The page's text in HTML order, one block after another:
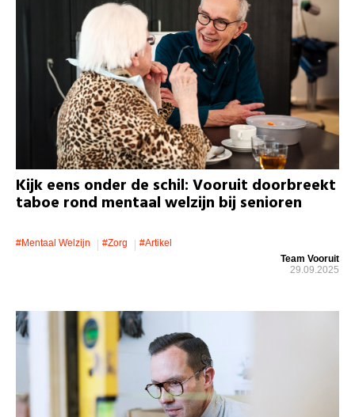
Kijk eens onder de schil: Vooruit doorbreekt
taboe rond mentaal welzijn bij senioren
#mentaal Welzijn #zorg
#artikel
Team Vooruit
29.09.2025